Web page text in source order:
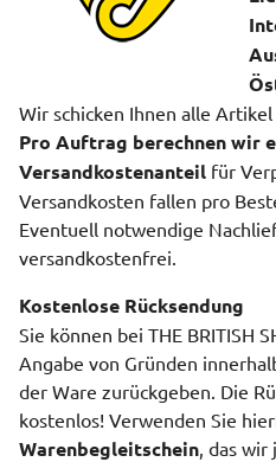
Wir schicken Ihnen alle
Pro Auftrag berechnen wir
Versandkostenanteil für
Versandkosten fallen pro
Eventuell notwendige
versandkostenfrei.
Kostenlose Rücksendung
Sie können bei THE BRITISH
Angabe von Gründen
der Ware zurückgeben. Die
kostenlos! Verwenden Sie
Warenbegleitschein , das